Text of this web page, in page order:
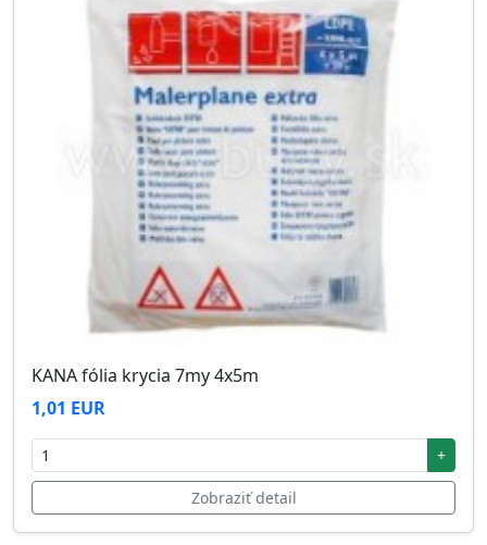
KANA fólia krycia 7my 4x5m
1,01 EUR
+
Zobraziť detail